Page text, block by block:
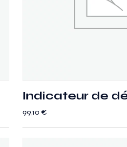
Indicateur de
99,10 €